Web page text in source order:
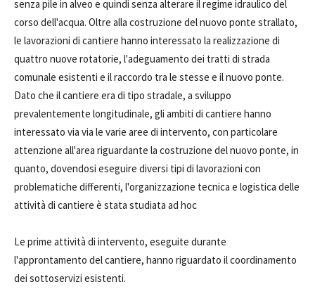
senza pile in alveo e quindi senza alterare il regime idraulico del
corso dell'acqua. Oltre alla costruzione del nuovo ponte strallato,
le lavorazioni di cantiere hanno interessato la realizzazione di
quattro nuove rotatorie, l'adeguamento dei tratti di strada
comunale esistenti e il raccordo tra le stesse e il nuovo ponte.
Dato che il cantiere era di tipo stradale, a sviluppo
prevalentemente longitudinale, gli ambiti di cantiere hanno
interessato via via le varie aree di intervento, con particolare
attenzione all'area riguardante la costruzione del nuovo ponte, in
quanto, dovendosi eseguire diversi tipi di lavorazioni con
problematiche differenti, l'organizzazione tecnica e logistica delle
attività di cantiere è stata studiata ad hoc
Le prime attività di intervento, eseguite durante
l'approntamento del cantiere, hanno riguardato il coordinamento
dei sottoservizi esistenti.